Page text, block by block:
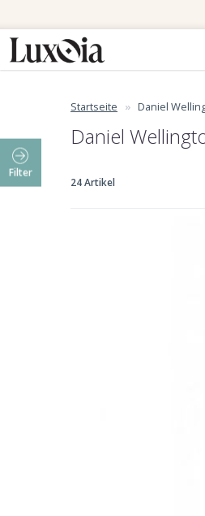
Startseite Daniel
Daniel
Filter
24 Artikel